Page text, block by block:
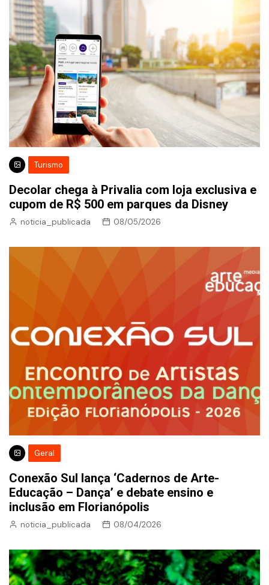
Turismo
Decolar chega à Privalia com loja exclusiva e
cupom de R$ 500 em parques da Disney
noticia_publicada 08/05/2026
Geral
Conexão Sul lança ‘Cadernos de Arte-
Educação – Dança’ e debate ensino e
inclusão em Florianópolis
noticia_publicada 08/04/2026